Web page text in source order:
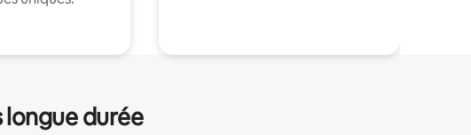
longue durée